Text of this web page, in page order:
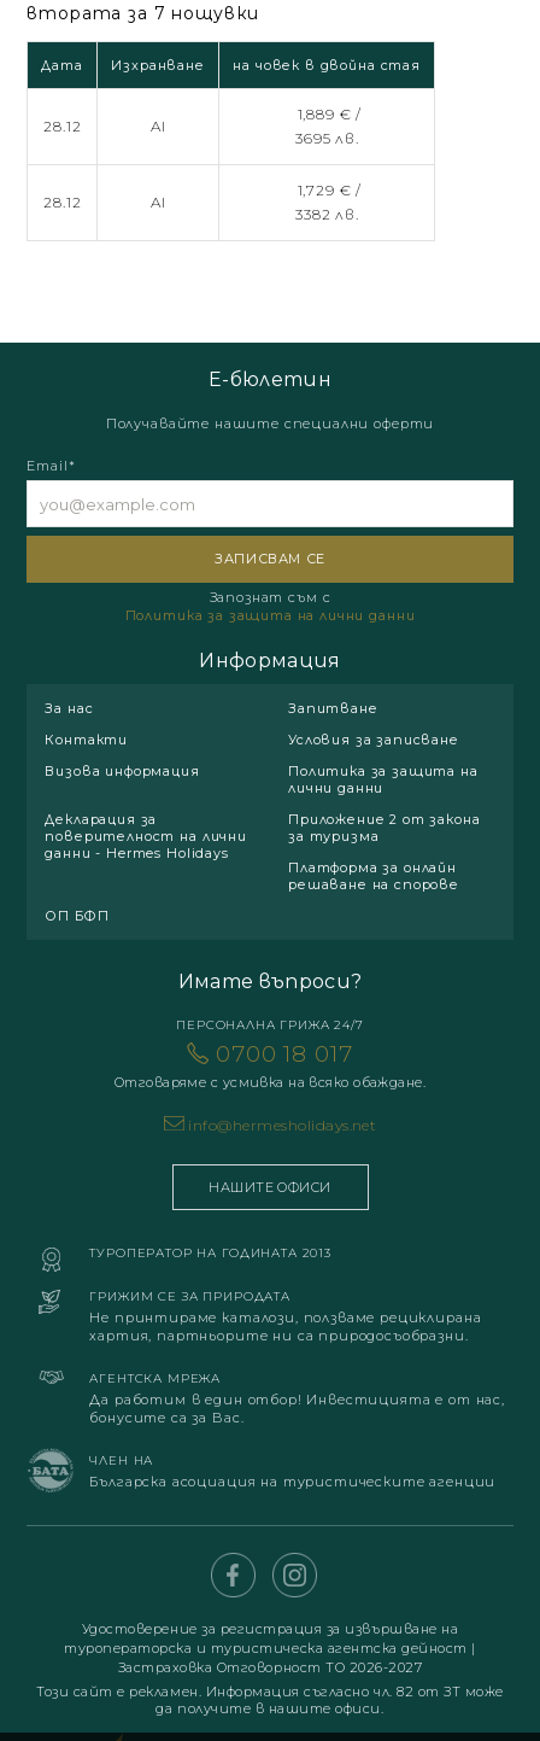
втората за 7 нощувки
Дата Изхранване на човек в двойна стая
28.12 AI
1,889 € /
3695 лв.
28.12 AI
1,729 € /
3382 лв.
Е-бюлетин
Получавайте нашите специални оферти
Email*
Запознат съм с
Политика за защита на лични данни
Информация
За нас
Запитване
Контакти
Условия за записване
Визова информация
Политика за защита на
лични данни
Декларация за
поверителност на лични
данни - Hermes Holidays
Приложение 2 от закона
за туризма
Платформа за онлайн
решаване на спорове
ОП БФП
Имате въпроси?
ПЕРСОНАЛНА ГРИЖА 24/7
0700 18 017
Отговаряме с усмивка на всяко обаждане.
info@hermesholidays.net
НАШИТЕ ОФИСИ
ТУРОПЕРАТОР НА ГОДИНАТА 2013
ГРИЖИМ СЕ ЗА ПРИРОДАТА
Не принтираме каталози, ползваме рециклирана
хартия, партньорите ни са природосъобразни.
АГЕНТСКА МРЕЖА
Да работим в един отбор! Инвестицията е от нас,
бонусите са за Вас.
ЧЛЕН НА
Българска асоциация на туристическите агенции
Удостоверение за регистрация за извършване на
туроператорска и туристическа агентска дейност |
Застраховка Отговорност ТО 2026-2027
Този сайт е рекламен. Информация съгласно чл. 82 от ЗТ може
да получите в нашите офиси.